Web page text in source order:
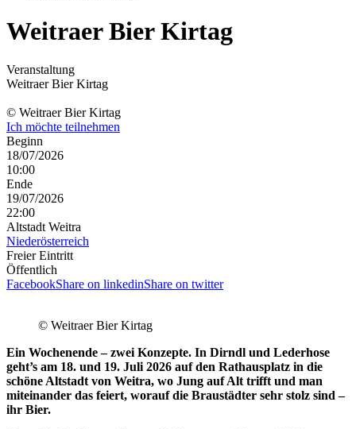
Weitraer Bier Kirtag
Veranstaltung
Weitraer Bier Kirtag
© Weitraer Bier Kirtag
Ich möchte teilnehmen
Beginn
18/07/2026
10:00
Ende
19/07/2026
22:00
Altstadt Weitra
Niederösterreich
Freier Eintritt
Öffentlich
FacebookShare on linkedinShare on twitter
© Weitraer Bier Kirtag
Ein Wochenende – zwei Konzepte. In Dirndl und Lederhose
geht’s am 18. und 19. Juli 2026 auf den Rathausplatz in die
schöne Altstadt von Weitra, wo Jung auf Alt trifft und man
miteinander das feiert, worauf die Braustädter sehr stolz sind –
ihr Bier.